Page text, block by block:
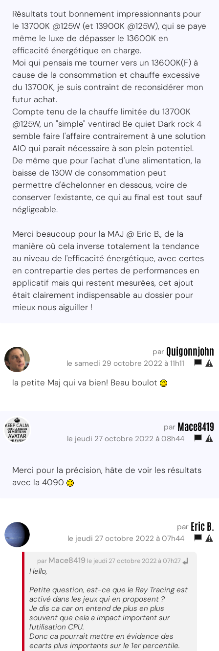
Résultats tout bonnement impressionnants pour
le 13700K @125W (et 13900K @125W), qui se paye
même le luxe de dépasser le 13600K en
efficacité énergétique en charge.
Moi qui pensais me tourner vers un 13600K(F) à
cause de la consommation et chauffe excessive
du 13700K, je suis contraint de reconsidérer mon
futur achat.
Compte tenu de la chauffe limitée du 13700K
@125W, un "simple" ventirad Be quiet Dark rock 4
semble faire l'affaire contrairement à une solution
AIO qui parait nécessaire à son plein potentiel.
De même que pour l'achat d'une alimentation, la
baisse de 130W de consommation peut
permettre d'échelonner en dessous, voire de
conserver l'existante, ce qui au final est tout sauf
négligeable.
Merci beaucoup pour la MAJ @ Eric B., de la
manière où cela inverse totalement la tendance
au niveau de l'efficacité énergétique, avec certes
en contrepartie des pertes de performances en
applicatif mais qui restent mesurées, cet ajout
était clairement indispensable au dossier pour
mieux nous aiguiller !
par Quigonnjohn
le samedi 29 octobre 2022 à 11h11
la petite Maj qui va bien! Beau boulot
par Mace8419
le jeudi 27 octobre 2022 à 08h44
Merci pour la précision, hâte de voir les résultats
avec la 4090
par Eric B.
le jeudi 27 octobre 2022 à 07h44
par Mace8419 le jeudi 27 octobre 2022 à 07h27
Hello,
Petite question, est-ce que le Ray Tracing est
activé dans les jeux qui en proposent ?
Je dis ca car on entend de plus en plus
souvent que cela a impact important sur
l'utilisation CPU.
Donc ca pourrait mettre en évidence des
ecarts plus importants sur le 1er percentile.